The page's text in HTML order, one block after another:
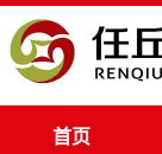
首页